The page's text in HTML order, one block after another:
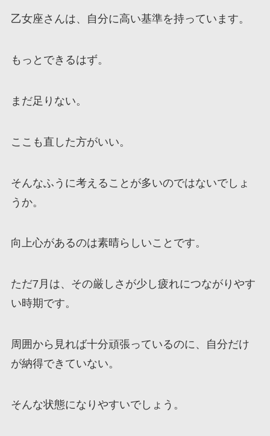
乙女座さんは、自分に高い基準を持っています。
もっとできるはず。
まだ足りない。
ここも直した方がいい。
そんなふうに考えることが多いのではないでしょ
うか。
向上心があるのは素晴らしいことです。
ただ7月は、その厳しさが少し疲れにつながりやす
い時期です。
周囲から見れば十分頑張っているのに、自分だけ
が納得できていない。
そんな状態になりやすいでしょう。